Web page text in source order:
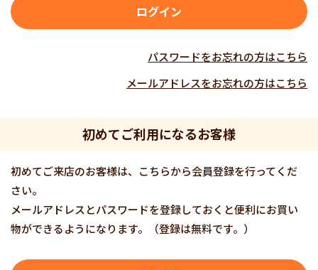
パスワードをお忘れの方はこちら
メールアドレスをお忘れの方はこちら
初めてご利用になるお客様
初めてご来店のお客様は、こちらから会員登録を行ってくだ
さい。
メールアドレスとパスワードを登録しておくと便利にお買い
物ができるようになります。（登録は無料です。）